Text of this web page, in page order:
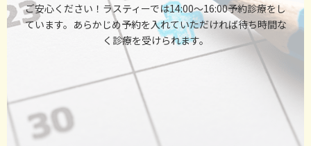
ご安心ください！ラスティーでは14:00～16:00予約診療をし
ています。あらかじめ予約を入れていただければ待ち時間な
く診療を受けられます。